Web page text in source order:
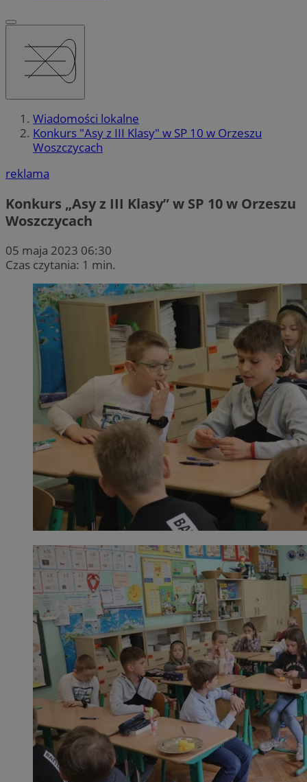
Wiadomości lokalne
Konkurs "Asy z III Klasy" w SP 10 w Orzeszu
Woszczycach
reklama
Konkurs „Asy z III Klasy” w SP 10 w Orzeszu
Woszczycach
05 maja 2023 06:30
Czas czytania: 1 min.